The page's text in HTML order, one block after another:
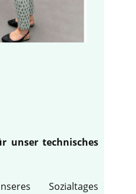
unser technisches
Sozialtages